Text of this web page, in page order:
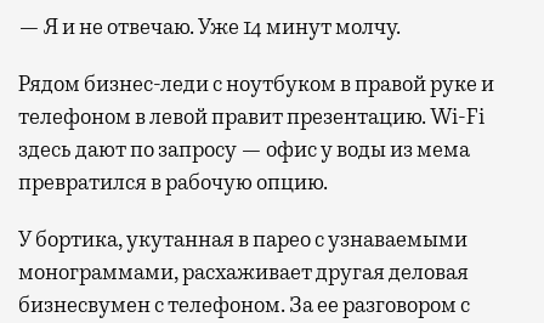
— Я и не отвечаю. Уже 14 минут молчу.
Рядом бизнес-леди с ноутбуком в правой руке и
телефоном в левой правит презентацию. Wi-Fi
здесь дают по запросу — офис у воды из мема
превратился в рабочую опцию.
У бортика, укутанная в парео с узнаваемыми
монограммами, расхаживает другая деловая
бизнесвумен с телефоном. За ее разговором с